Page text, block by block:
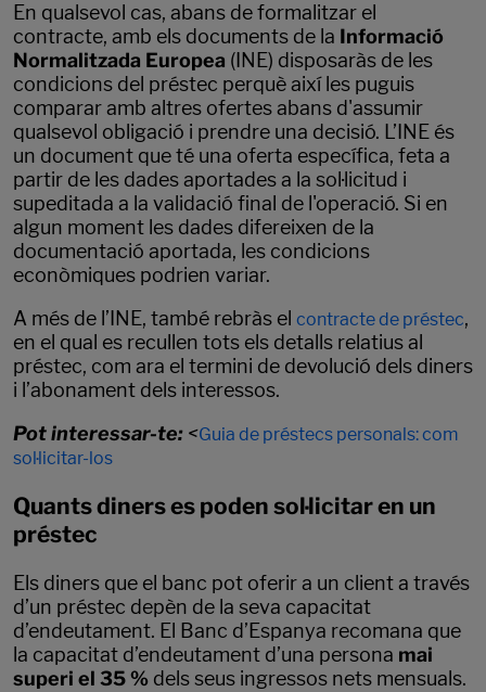
En qualsevol cas, abans de formalitzar el
contracte, amb els documents de la Informació
Normalitzada Europea (INE) disposaràs de les
condicions del préstec perquè així les puguis
comparar amb altres ofertes abans d'assumir
qualsevol obligació i prendre una decisió. L’INE és
un document que té una oferta específica, feta a
partir de les dades aportades a la sol·licitud i
supeditada a la validació final de l'operació. Si en
algun moment les dades difereixen de la
documentació aportada, les condicions
econòmiques podrien variar.
A més de l’INE, també rebràs el contracte de préstec,
en el qual es recullen tots els detalls relatius al
préstec, com ara el termini de devolució dels diners
i l’abonament dels interessos.
Pot interessar-te: <Guia de préstecs personals: com
sol·licitar-los
Quants diners es poden sol·licitar en un
préstec
Els diners que el banc pot oferir a un client a través
d’un préstec depèn de la seva capacitat
d’endeutament. El Banc d’Espanya recomana que
la capacitat d’endeutament d’una persona mai
superi el 35 % dels seus ingressos nets mensuals.